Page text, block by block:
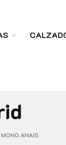
MONO ANAIS